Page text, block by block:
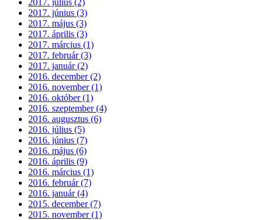
2017. június (3)
2017. május (3)
2017. április (3)
2017. március (1)
2017. február (3)
2017. január (2)
2016. december (2)
2016. november (1)
2016. október (1)
2016. szeptember (4)
2016. augusztus (6)
2016. július (5)
2016. június (7)
2016. május (6)
2016. április (9)
2016. március (1)
2016. február (7)
2016. január (4)
2015. december (7)
2015. november (1)